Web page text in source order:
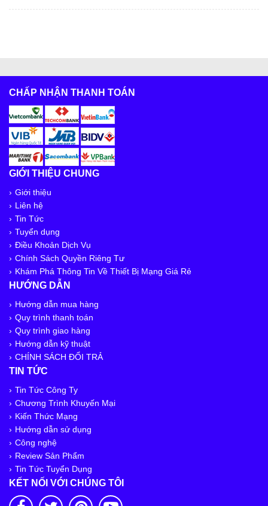
CHẤP NHẬN THANH TOÁN
GIỚI THIỆU CHUNG
Giới thiệu
Liên hệ
Tin Tức
Tuyển dụng
Điều Khoản Dịch Vụ
Chính Sách Quyền Riêng Tư
Khám Phá Thông Tin Về Thiết Bị Mạng Giá Rẻ
HƯỚNG DẪN
Hướng dẫn mua hàng
Quy trình thanh toán
Quy trình giao hàng
Hướng dẫn kỹ thuật
CHÍNH SÁCH ĐỔI TRẢ
TIN TỨC
Tin Tức Công Ty
Chương Trình Khuyến Mại
Kiến Thức Mạng
Hướng dẫn sử dụng
Công nghệ
Review Sản Phẩm
Tin Tức Tuyển Dụng
KẾT NỐI VỚI CHÚNG TÔI